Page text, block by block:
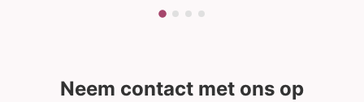
Neem contact met ons op